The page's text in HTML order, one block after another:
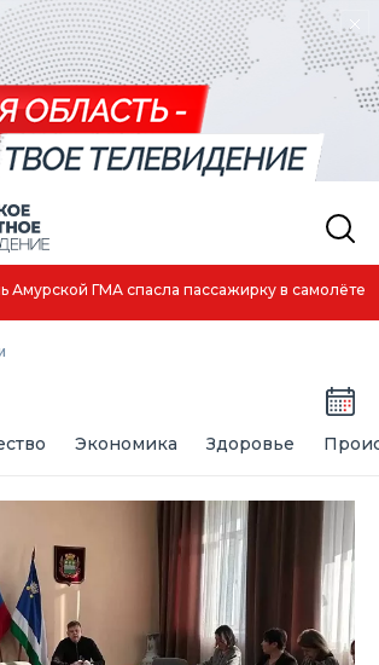
выиграла первенство России по лёгкой
Экономика Здоровье